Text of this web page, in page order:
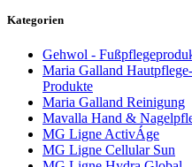
Kategorien
Gehwol -
Maria Galland
Produkte
Maria Galland Reinigung
Mavalla Hand &
MG Ligne ActivÁge
MG Ligne Cellular Sun